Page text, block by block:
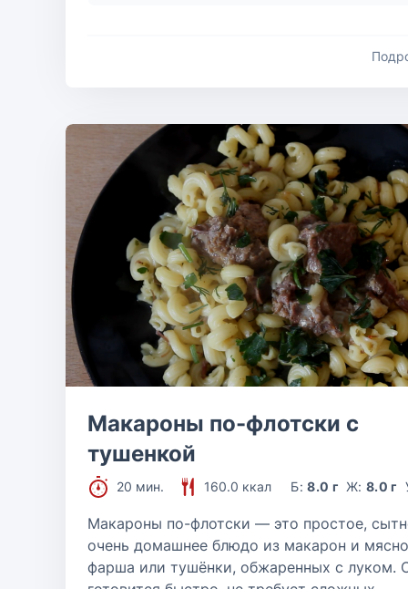
Макароны по-флотски с
тушенкой
20 мин. 160.0 ккал Б:8.0 г Ж:8.0 г
Макароны по-флотски — это простое,
очень домашнее блюдо из макарон и
фарша или тушёнки, обжаренных с луком.